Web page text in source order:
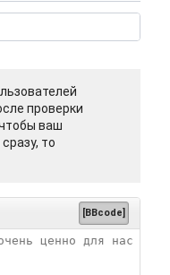
проверки
ваш
то
[BBcode]